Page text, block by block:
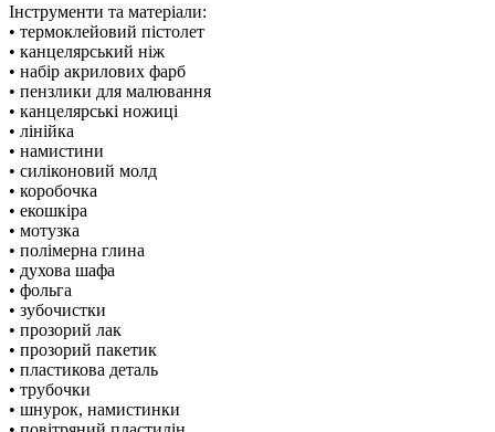
Інструменти та матеріали:
• термоклейовий пістолет
• канцелярський ніж
• набір акрилових фарб
• пензлики для малювання
• канцелярські ножиці
• лінійка
• намистини
• силіконовий молд
• коробочка
• екошкіра
• мотузка
• полімерна глина
• духова шафа
• фольга
• зубочистки
• прозорий лак
• прозорий пакетик
• пластикова деталь
• трубочки
• шнурок, намистинки